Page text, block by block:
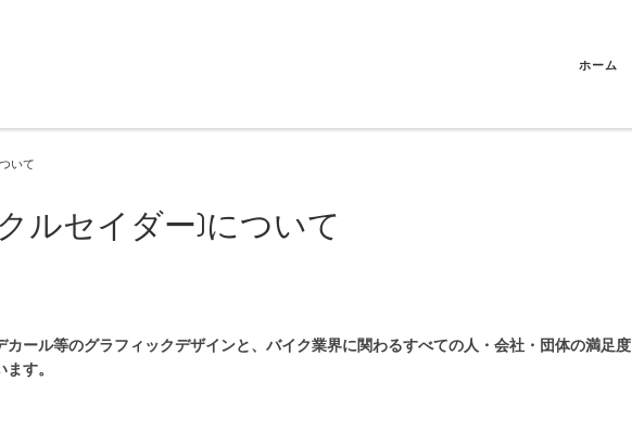
ホーム
いて
クルセイダー)について
ール等のグラフィックデザインと、バイク業界に関わるすべての人・会社・団体の満足度
す。